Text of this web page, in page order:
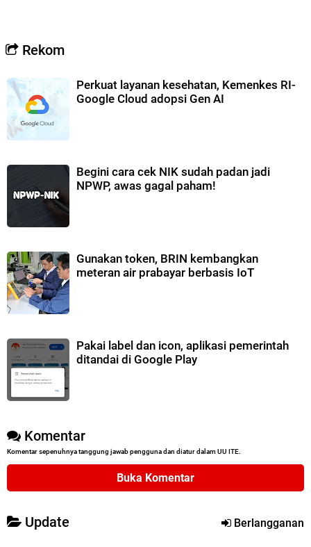
Rekom
Perkuat layanan kesehatan, Kemenkes RI-
Google Cloud adopsi Gen AI
Begini cara cek NIK sudah padan jadi
NPWP, awas gagal paham!
Gunakan token, BRIN kembangkan
meteran air prabayar berbasis IoT
Pakai label dan icon, aplikasi pemerintah
ditandai di Google Play
Komentar
Komentar sepenuhnya tanggung jawab pengguna dan diatur dalam UU ITE.
Buka Komentar
Update Berlangganan